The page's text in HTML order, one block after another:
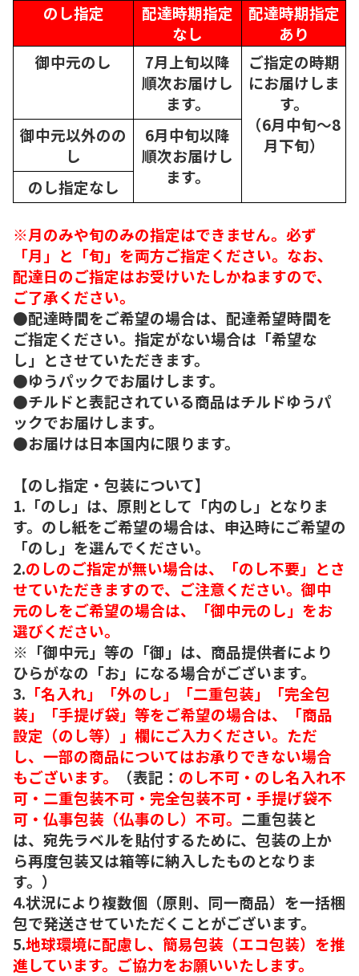
のし指定
配達時期指定
なし
配達時期指定
あり
御中元のし
7月上旬以降
順次お届けし
ます。
ご指定の時期
にお届けしま
す。
（6月中旬～8
月下旬）
御中元以外のの
し
6月中旬以降
順次お届けし
ます。
のし指定なし
※月のみや旬のみの指定はできません。必ず
「月」と「旬」を両方ご指定ください。なお、
配達日のご指定はお受けいたしかねますので、
ご了承ください。
●配達時間をご希望の場合は、配達希望時間を
ご指定ください。指定がない場合は「希望な
し」とさせていただきます。
●ゆうパックでお届けします。
●チルドと表記されている商品はチルドゆうパ
ックでお届けします。
●お届けは日本国内に限ります。
【のし指定・包装について】
1.「のし」は、原則として「内のし」となりま
す。のし紙をご希望の場合は、申込時にご希望の
「のし」を選んでください。
2.のしのご指定が無い場合は、「のし不要」とさ
せていただきますので、ご注意ください。御中
元のしをご希望の場合は、「御中元のし」をお
選びください。
※「御中元」等の「御」は、商品提供者により
ひらがなの「お」になる場合がございます。
3. 「名入れ」「外のし」「二重包装」「完全包
装」「手提げ袋」等をご希望の場合は、「商品
設定（のし等）」欄にご入力ください。ただ
し、一部の商品についてはお承りできない場合
もございます。
（表記： のし不可・のし名入れ不
可・二重包装不可・完全包装不可・手提げ袋不
可・仏事包装（仏事のし）不可。 二重包装と
は、宛先ラベルを貼付するために、包装の上か
ら再度包装又は箱等に納入したものとなりま
す。）
4.状況により複数個（原則、同一商品）を一括梱
包で発送させていただくことがございます。
5.地球環境に配慮し、簡易包装（エコ包装）を推
進しています。ご協力をお願いいたします。